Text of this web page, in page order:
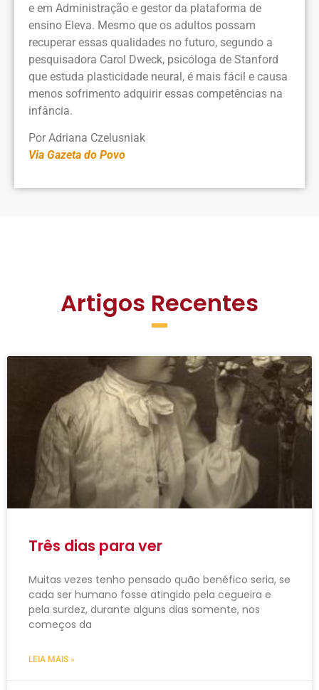
e em Administração e gestor da plataforma de
ensino Eleva. Mesmo que os adultos possam
recuperar essas qualidades no futuro, segundo a
pesquisadora Carol Dweck, psicóloga de Stanford
que estuda plasticidade neural, é mais fácil e causa
menos sofrimento adquirir essas competências na
infância.
Por Adriana Czelusniak
Via Gazeta do Povo
Artigos Recentes
Três dias para ver
Muitas vezes tenho pensado quão benéfico seria, se
cada ser humano fosse atingido pela cegueira e
pela surdez, durante alguns dias somente, nos
começos da
LEIA MAIS »